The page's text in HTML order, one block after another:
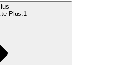
Plus:1